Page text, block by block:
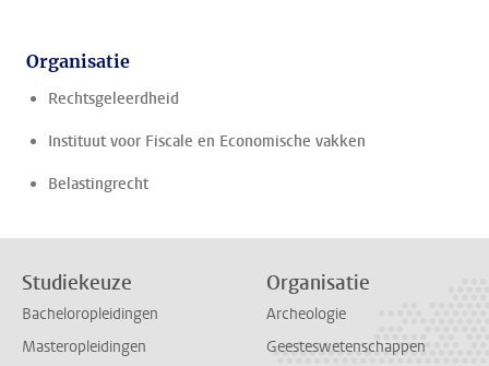
Organisatie
Rechtsgeleerdheid
Instituut voor Fiscale en Economische vakken
Belastingrecht
Studiekeuze
Bacheloropleidingen
Masteropleidingen
Organisatie
Archeologie
Geesteswetenschappen